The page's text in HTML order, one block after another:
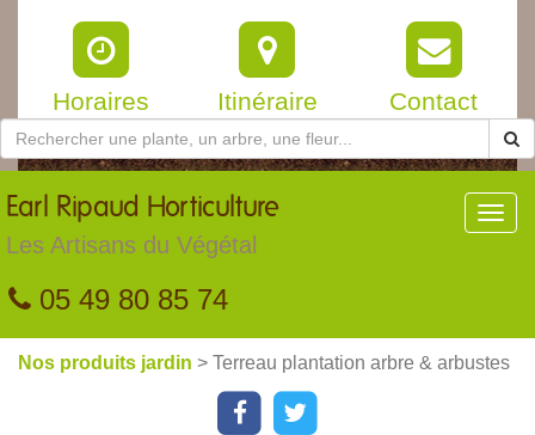
Horaires Itinéraire Contact
Earl Ripaud Horticulture
Les Artisans du Végétal
05 49 80 85 74
Nos produits jardin > Terreau plantation arbre & arbustes